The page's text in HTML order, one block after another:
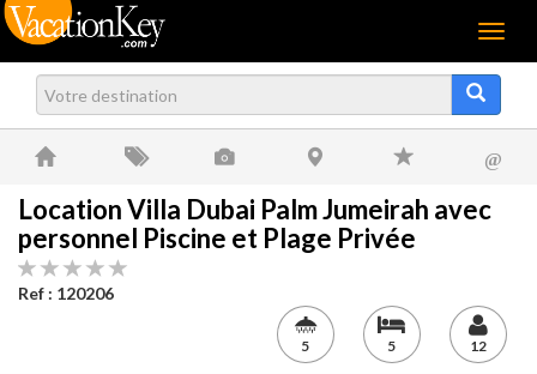
Menu
@
Location Villa Dubai Palm Jumeirah avec
personnel Piscine et Plage Privée
Ref : 120206
5 5 12